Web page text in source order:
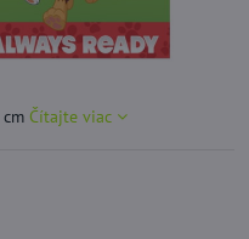
Čítajte viac